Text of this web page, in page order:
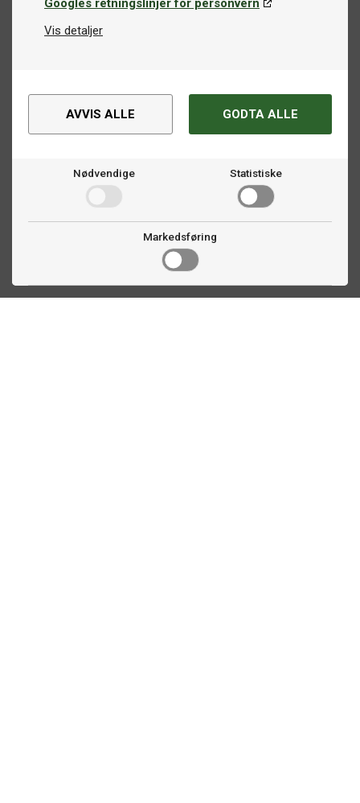
Googles retningslinjer for personvern
Vis detaljer
AVVIS ALLE GODTA ALLE
Nødvendige Statistiske
Markedsføring